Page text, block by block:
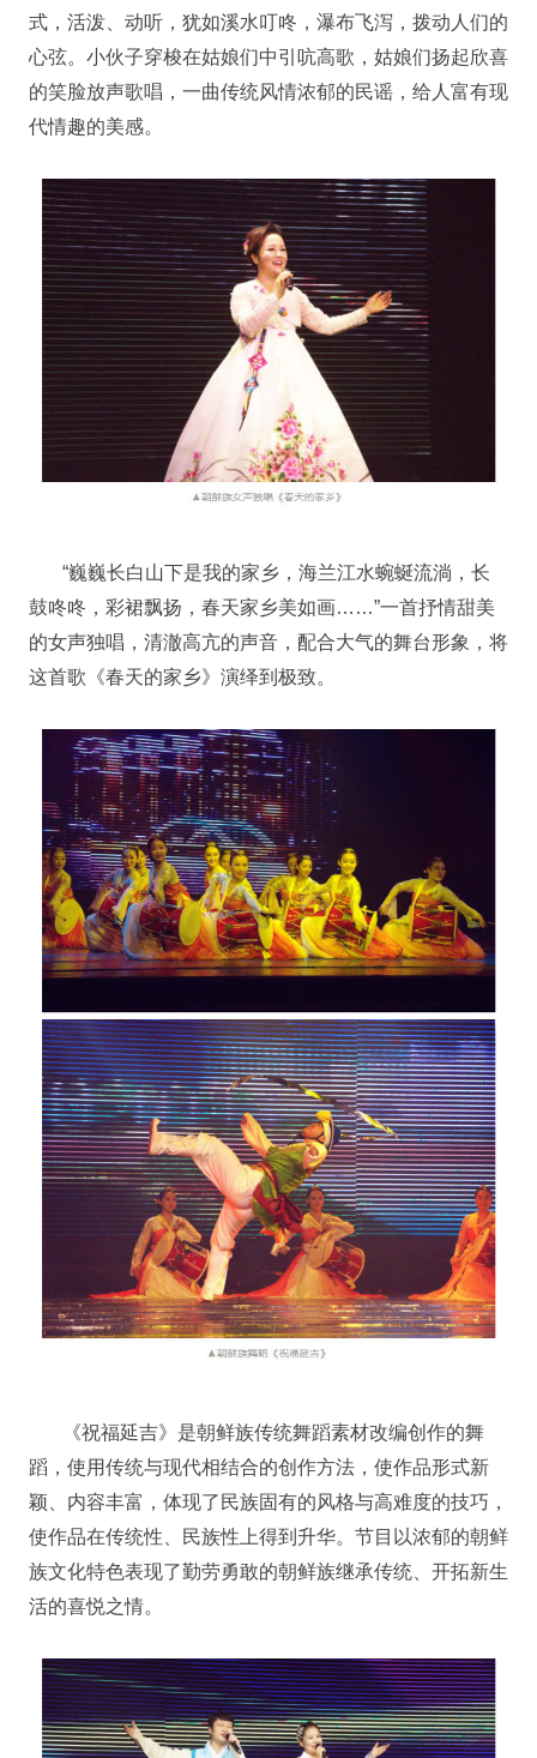
式，活泼、动听，犹如溪水叮咚，瀑布飞泻，拨动人们的
心弦。小伙子穿梭在姑娘们中引吭高歌，姑娘们扬起欣喜
的笑脸放声歌唱，一曲传统风情浓郁的民谣，给人富有现
代情趣的美感。
“巍巍长白山下是我的家乡，海兰江水蜿蜒流淌，长
鼓咚咚，彩裙飘扬，春天家乡美如画……”一首抒情甜美
的女声独唱，清澈高亢的声音，配合大气的舞台形象，将
这首歌《春天的家乡》演绎到极致。
《祝福延吉》是朝鲜族传统舞蹈素材改编创作的舞
蹈，使用传统与现代相结合的创作方法，使作品形式新
颖、内容丰富，体现了民族固有的风格与高难度的技巧，
使作品在传统性、民族性上得到升华。节目以浓郁的朝鲜
族文化特色表现了勤劳勇敢的朝鲜族继承传统、开拓新生
活的喜悦之情。